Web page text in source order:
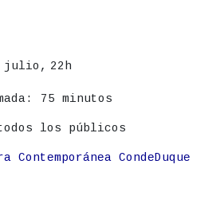
principal del
julio, 22h
75 minutos
los públicos
CondeDuque